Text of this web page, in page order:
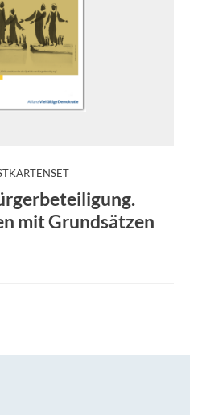
:
mit Grundsätzen
für Bürgerbeteiligung können